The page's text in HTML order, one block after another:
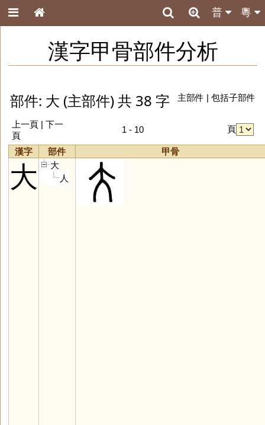
粵
普
漢字甲骨部件分析
部件: 大 (主部件) 共 38 字 主部件 | 包括子部件
上一頁 | 下一
頁
1 - 10 頁
漢字 部件 甲骨
大
大
人